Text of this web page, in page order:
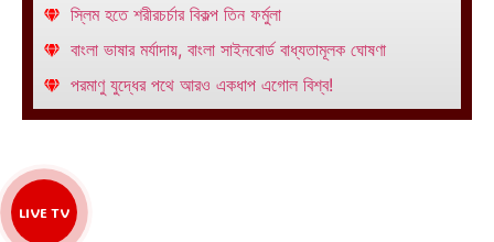
স্লিম হতে শরীরচর্চার বিকল্প তিন ফর্মুলা
বাংলা ভাষার মর্যাদায়, বাংলা সাইনবোর্ড বাধ্যতামূলক ঘোষণা
পরমাণু যুদ্ধের পথে আরও একধাপ এগোল বিশ্ব!
LIVE TV